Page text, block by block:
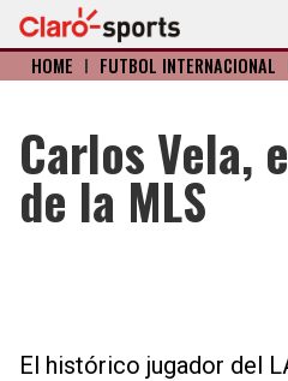
HOME I FÚTBOL INTERNACIONAL
Carlos Vela,
de la MLS
El histórico jugador del